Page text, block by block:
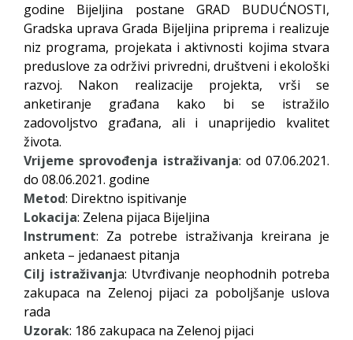
godine Bijeljina postane GRAD BUDUĆNOSTI,
Gradska uprava Grada Bijeljina priprema i realizuje
niz programa, projekata i aktivnosti kojima stvara
preduslove za održivi privredni, društveni i ekološki
razvoj. Nakon realizacije projekta, vrši se
anketiranje građana kako bi se istražilo
zadovoljstvo građana, ali i unaprijedio kvalitet
života.
Vrijeme sprovođenja istraživanja: od 07.06.2021.
do 08.06.2021. godine
Metod: Direktno ispitivanje
Lokacija: Zelena pijaca Bijeljina
Instrument: Za potrebe istraživanja kreirana je
anketa – jedanaest pitanja
Cilj istraživanja: Utvrđivanje neophodnih potreba
zakupaca na Zelenoj pijaci za poboljšanje uslova
rada
Uzorak: 186 zakupaca na Zelenoj pijaci